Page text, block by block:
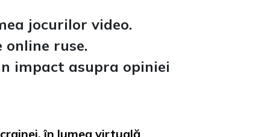
jocurilor video.
ruse.
impact asupra opiniei
în lumea virtuală